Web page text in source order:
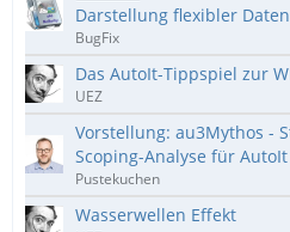
Darstellung flexibler Daten
BugFix
Das AutoIt-Tippspiel zur
UEZ
Vorstellung: au3Mythos -
Scoping-Analyse für AutoIt
Pustekuchen
Wasserwellen Effekt